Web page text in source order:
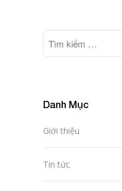
Danh Mục
Giới thiệu
Tin tức